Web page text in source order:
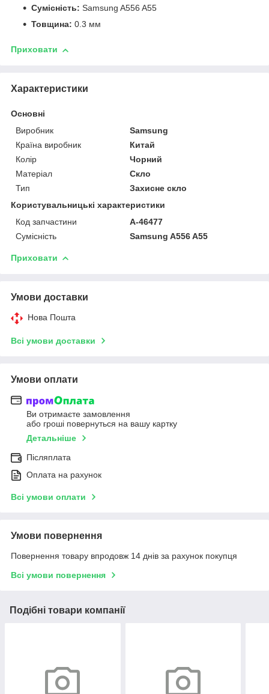
Сумісність: Samsung A556 A55
Товщина: 0.3 мм
Приховати
Характеристики
Основні
Виробник
Samsung
Країна виробник
Китай
Колір
Чорний
Матеріал
Скло
Тип
Захисне скло
Користувальницькі характеристики
Код запчастини
A-46477
Сумісність
Samsung A556 A55
Приховати
Умови доставки
Нова Пошта
Всі умови доставки
Умови оплати
Ви отримаєте замовлення
або гроші повернуться на вашу картку
Детальніше
Післяплата
Оплата на рахунок
Всі умови оплати
Умови повернення
Повернення товару впродовж 14 днів за рахунок покупця
Всі умови повернення
Подібні товари компанії